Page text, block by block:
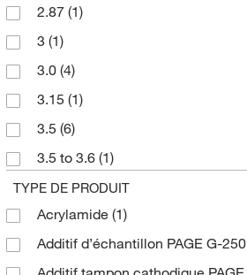
5 x 21 mL
50 Cs.
50 mL
500 g(1)
500 mL
7 mL(1)
8 mL (1)
90 mL(1)
90 mL (3 oz)(1)
82.034
92.094
2.87 (1)
3 (1)
3.0 (4)
3.15 (1)
3.5 (6)
3.5 to 3.6 (1)
4 (2)
4.0(2)
4.0 (0.05M H2O soln. 25°C)(2)
TYPE DE PRODUIT
Acrylamide (1)
Additif d’échantillon PAGE G-250